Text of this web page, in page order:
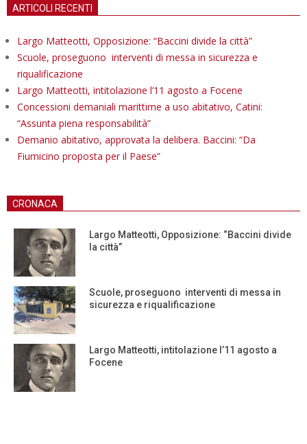
ARTICOLI RECENTI
Largo Matteotti, Opposizione: “Baccini divide la città”
Scuole, proseguono interventi di messa in sicurezza e
riqualificazione
Largo Matteotti, intitolazione l’11 agosto a Focene
Concessioni demaniali marittime a uso abitativo, Catini:
“Assunta piena responsabilità”
Demanio abitativo, approvata la delibera. Baccini: “Da
Fiumicino proposta per il Paese”
CRONACA
Largo Matteotti, Opposizione: “Baccini divide
la città”
Scuole, proseguono interventi di messa in
sicurezza e riqualificazione
Largo Matteotti, intitolazione l’11 agosto a
Focene